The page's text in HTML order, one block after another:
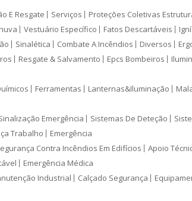
E Resgate Serviços Proteções Coletivas
Vestuário Específico Fatos Descartáveis
Sinalética Combate A Incêndios Diversos
Resgate & Salvamento Epcs Bombeiros
Ferramentas Lanternas&Iluminação
Emergência Sistemas De Deteção
Trabalho Emergência
Contra Incêndios Em Edifícios Apoio
Emergência Médica
Industrial Calçado Segurança